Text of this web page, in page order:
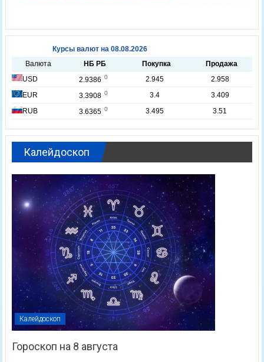
Калейдоскоп
Калейдоскоп
Гороскоп на 8 августа